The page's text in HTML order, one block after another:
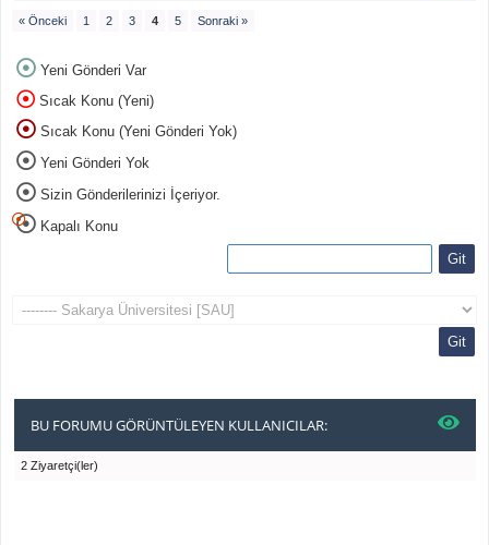
« Önceki 1 2 3 4 5 Sonraki »
Yeni Gönderi Var
Sıcak Konu (Yeni)
Sıcak Konu (Yeni Gönderi Yok)
Yeni Gönderi Yok
Sizin Gönderilerinizi İçeriyor.
Kapalı Konu
BU FORUMU GÖRÜNTÜLEYEN KULLANICILAR:
2 Ziyaretçi(ler)